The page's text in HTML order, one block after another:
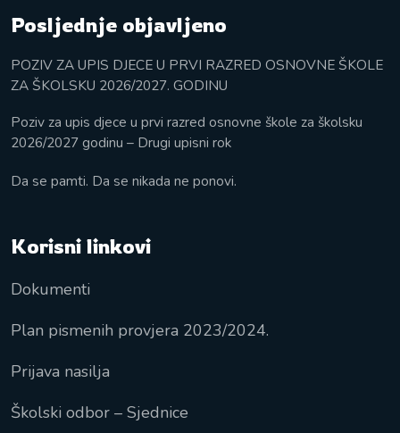
Posljednje objavljeno
POZIV ZA UPIS DJECE U PRVI RAZRED OSNOVNE ŠKOLE
ZA ŠKOLSKU 2026/2027. GODINU
Poziv za upis djece u prvi razred osnovne škole za školsku
2026/2027 godinu – Drugi upisni rok
Da se pamti. Da se nikada ne ponovi.
Korisni linkovi
Dokumenti
Plan pismenih provjera 2023/2024.
Prijava nasilja
Školski odbor – Sjednice